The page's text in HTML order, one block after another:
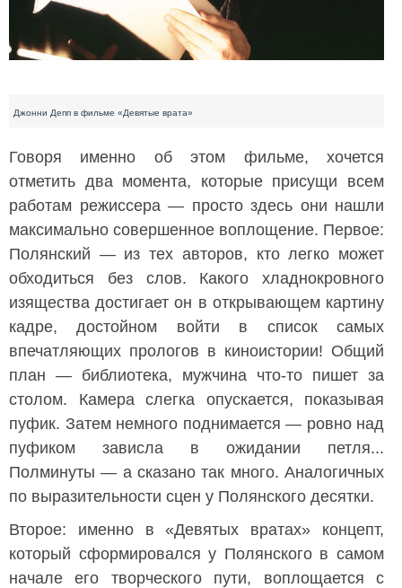
Джонни Депп в фильме «Девятые врата»
Говоря именно об этом фильме, хочется
отметить два момента, которые присущи всем
работам режиссера — просто здесь они нашли
максимально совершенное воплощение. Первое:
Полянский — из тех авторов, кто легко может
обходиться без слов. Какого хладнокровного
изящества достигает он в открывающем картину
кадре, достойном войти в список самых
впечатляющих прологов в киноистории! Общий
план — библиотека, мужчина что-то пишет за
столом. Камера слегка опускается, показывая
пуфик. Затем немного поднимается — ровно над
пуфиком зависла в ожидании петля...
Полминуты — а сказано так много. Аналогичных
по выразительности сцен у Полянского десятки.
Второе: именно в «Девятых вратах» концепт,
который сформировался у Полянского в самом
начале его творческого пути, воплощается с